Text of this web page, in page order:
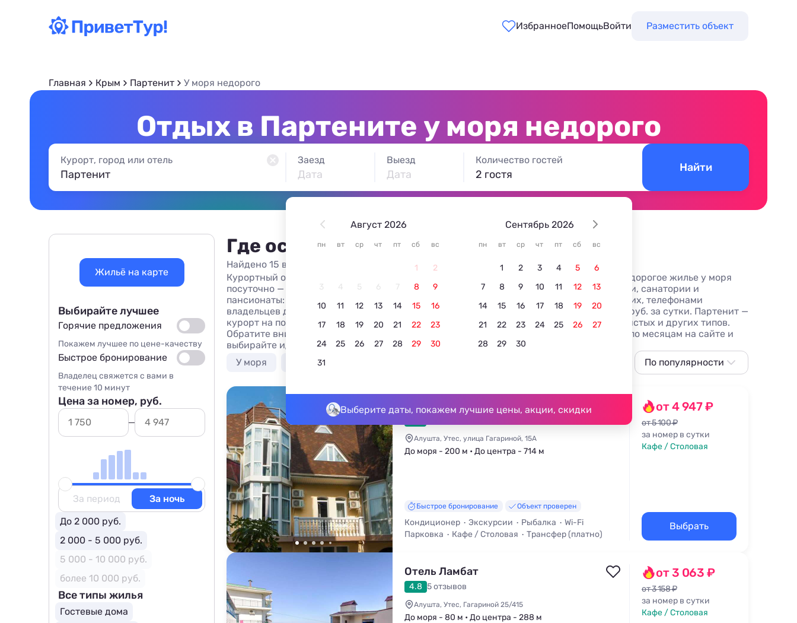
ИзбранноеПомощьВойти Разместить объект
Главная Крым Партенит У моря недорого
Отдых в Партените у моря недорого
Курорт, город или отель Заезд
Дата
Выезд
Дата
Август 2026
пн вт ср чт пт сб вс
1
2
3
4 5 6 7 8
9
10
11 12 13 14 15
16
17
18 19 20 21 22
23
24
25 26 27 28 29
30
31
Сентябрь 2026
пн вт ср чт пт сб вс
1 2 3 4 5
6
7
8 9 10 11 12
13
14
15 16 17 18 19
20
21
22 23 24 25 26
27
28
29 30
Выберите даты, покажем лучшие цены, акции, скидки
Количество гостей
2 гостя
Найти
Где остановиться в Партените
Найдено 15 вариантов жилья из 15
Курортный отдых в Партените у моря недорого в 2026 году без посредников! Снять недорогое жилье у моря
посуточно — частный сектор, гостевые дома, квартиры, базы отдыха, гостиницы и отели, санатории и
пансионаты: знакомьтесь с ценами, фотографиями и описаниями, отзывами отдыхающих, телефонами
владельцев для бронирования жилья. Аренда жилья без посредников по цене от 1750 руб. за сутки. Партенит —
курорт на побережье моря в Крыму с множеством пляжей: песчаных, галечных, каменистых и других типов.
Обратите внимание на показатели средней температуры воды и воздуха в Партените по месяцам на сайте и
выбирайте идеальное время для своего отдыха.
У моря
С бассейном Лучшие На Новый год
По популярности
Сначала дешевле
Сначала дороже
Ближе к морю
Отель «Медуза»
Алушта, Утес, улица Гагариной, 15А
До моря - 200 м • До центра - 714 м
Быстрое бронирование Объект проверен
Кондиционер Экскурсии Рыбалка
Wi-Fi
Парковка
Кафе / Столовая Трансфер (платно)
от 4 947 ₽
от 5 100 ₽
за номер в сутки
Кафе / Столовая
Выбрать
Отель Ламбат
4.8 5 отзывов
Алушта, Утес, Гагариной 25/415
До моря - 80 м • До центра - 288 м
от 3 063 ₽
от 3 158 ₽
за номер в сутки
Кафе / Столовая
Жильё на карте
Выбирайте лучшее
Горячие предложения
Покажем лучшее по цене-качеству
Быстрое бронирование
Владелец свяжется с вами в
течение 10 минут
Цена за номер, руб.
За период
За ночь
До 2 000 руб.
2 000 - 5 000 руб.
5 000 - 10 000 руб.
более 10 000 руб.
Все типы жилья
Гостевые дома